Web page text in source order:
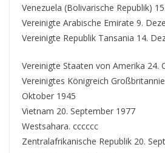
Venezuela (Bolivarische Republik)
Vereinigte Arabische Emirate 9.
Vereinigte Republik Tansania 14.
Vereinigte Staaten von Amerika 24.
Vereinigtes Königreich
Oktober 1945
Vietnam 20. September 1977
Westsahara. cccccc
Zentralafrikanische Republik 20.